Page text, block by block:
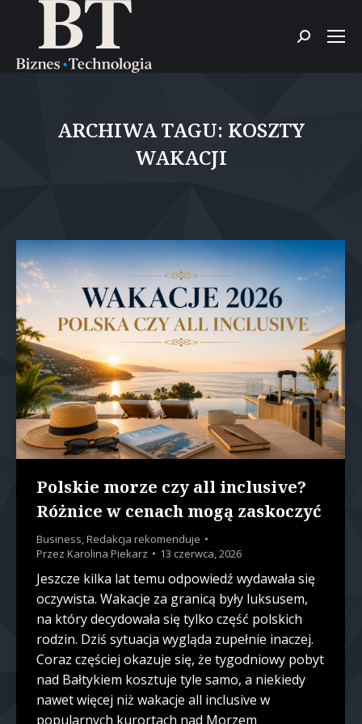
Szukaj:
ARCHIWA TAGU: KOSZTY
WAKACJI
Polskie morze czy all inclusive?
Różnice w cenach mogą zaskoczyć
Business,Redakcja rekomenduje
Przez Karolina Piekarz 13 czerwca, 2026
Jeszcze kilka lat temu odpowiedź wydawała się
oczywista. Wakacje za granicą były luksusem,
na który decydowała się tylko część polskich
rodzin. Dziś sytuacja wygląda zupełnie inaczej.
Coraz częściej okazuje się, że tygodniowy pobyt
nad Bałtykiem kosztuje tyle samo, a niekiedy
nawet więcej niż wakacje all inclusive w
popularnych kurortach nad Morzem